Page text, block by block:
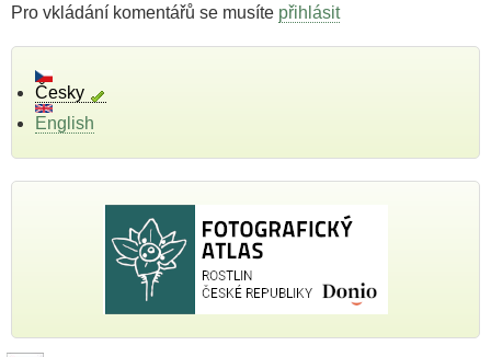
Pro vkládání komentářů se musíte přihlásit
Česky
English